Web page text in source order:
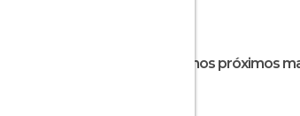
Destinos próximos